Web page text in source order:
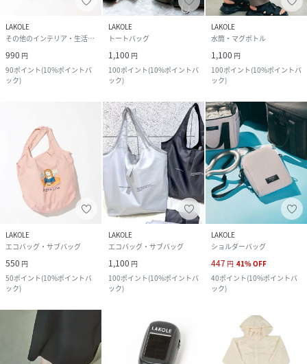
LAKOLE
その他のインテリア・生活雑貨
990 円
90ポイント(10%ポイントバ
ック)
LAKOLE
トートバッグ
1,100 円
100ポイント(10%ポイントバ
ック)
LAKOLE
水筒・マグボトル
1,100 円
100ポイント(10%ポイントバ
ック)
LAKOLE
エコバッグ・サブバッグ
550 円
50ポイント(10%ポイントバ
ック)
LAKOLE
エコバッグ・サブバッグ
1,100 円
100ポイント(10%ポイントバ
ック)
LAKOLE
ショルダーバッグ
447 円 41%OFF
40ポイント(10%ポイントバ
ック)